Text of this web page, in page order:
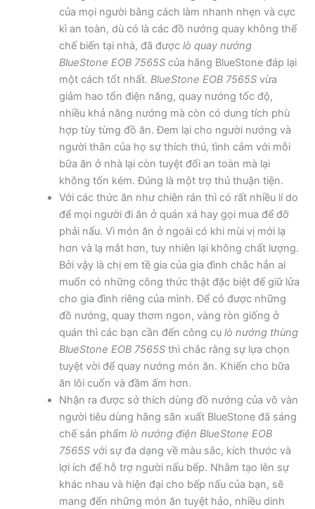
của mọi người bằng cách làm nhanh nhẹn và cực
kì an toàn, dù có là các đồ nướng quay không thể
chế biến tại nhà, đã được lò quay nướng
BlueStone EOB 7565Scủa hãng BlueStone đáp lại
một cách tốt nhất. BlueStone EOB 7565Svừa
giảm hao tổn điện năng, quay nướng tốc độ,
nhiều khả năng nướng mà còn có dung tích phù
hợp tùy từng đồ ăn. Đem lại cho người nướng và
người thân của họ sự thích thú, tình cảm với mỗi
bữa ăn ở nhà lại còn tuyệt đối an toàn mà lại
không tốn kém. Đúng là một trợ thủ thuận tiện.
Với các thức ăn như chiên rán thì có rất nhiều lí do
để mọi người đi ăn ở quán xá hay gọi mua để đỡ
phải nấu. Vì món ăn ở ngoài có khi mùi vị mới lạ
hơn và lạ mắt hơn, tuy nhiên lại không chất lượng.
Bởi vậy là chị em tề gia của gia đình chắc hẳn ai
muốn có những công thức thật đặc biệt để giữ lửa
cho gia đình riêng của mình. Để có được những
đồ nướng, quay thơm ngon, vàng ròn giống ở
quán thì các bạn cần đến công cụlò nướng thùng
BlueStone EOB 7565Sthì chắc rằng sự lựa chọn
tuyệt vời để quay nướng món ăn. Khiến cho bữa
ăn lôi cuốn và đầm ấm hơn.
Nhận ra được sở thích dùng đồ nướng của vô vàn
người tiêu dùng hãng sãn xuất BlueStone đã sáng
chế sản phẩm lò nướng điện BlueStone EOB
7565Svới sự đa dạng về màu sắc, kích thước và
lợi ích để hỗ trợ người nấu bếp. Nhằm tạo lên sự
khác nhau và hiện đại cho bếp nấu của bạn, sẽ
mang đến những món ăn tuyệt hảo, nhiều dinh